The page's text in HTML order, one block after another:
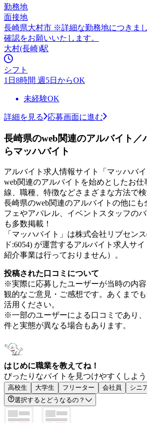
勤務地
面接地
長崎県大村市 ※詳細な勤務地につきま
確認をお願いいたします。
大村(長崎)駅
シフト
1日8時間 週5日からOK
未経験OK
詳細を見る 応募画面に進む
長崎県のweb関連のアルバイト／
らマッハバイト
アルバイト求人情報サイト「マッハバ
web関連のアルバイトを始めとしたお仕
線、職種、特徴などさまざまな方法で検
長崎県のweb関連のアルバイトの他にも
フェやアパレル、イベントスタッフの
も多数掲載！
「マッハバイト」は株式会社リブセン
ド:6054) が運営するアルバイト求人サ
紹介事業は行っておりません）。
投稿された口コミについて
※実際に応募したユーザーが当時の内
観的なご意見・ご感想です。あくまで
活用ください。
※一部のユーザーによる口コミであり
件と実態が異なる場合もあります。
はじめに職業を教えてね！
ぴったりなバイトを見つけやすくしよう
高校生 大学生 フリーター 会社員 シニ
選択するとどうなるの？